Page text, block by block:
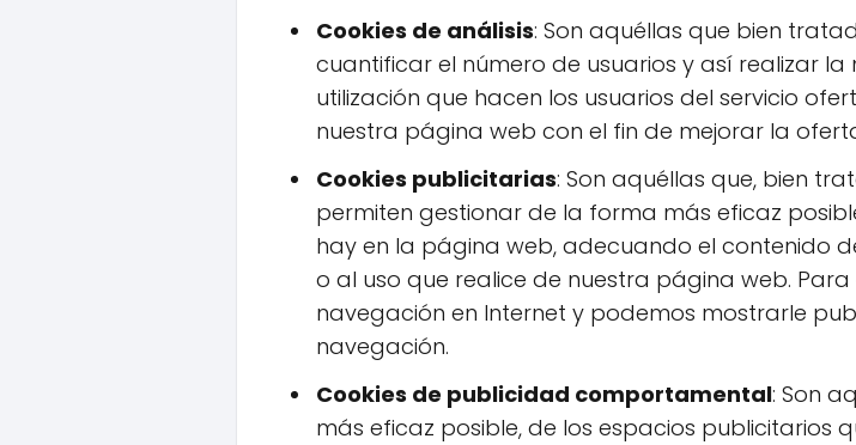
Cookies de análisis: Son aquéllas que bien
cuantificar el número de usuarios y así realizar
utilización que hacen los usuarios del servicio
nuestra página web con el fin de mejorar la
Cookies publicitarias: Son aquéllas que, bien
permiten gestionar de la forma más eficaz
hay en la página web, adecuando el contenido
o al uso que realice de nuestra página web.
navegación en Internet y podemos mostrarle
navegación.
Cookies de publicidad comportamental: Son
más eficaz posible, de los espacios publicitarios